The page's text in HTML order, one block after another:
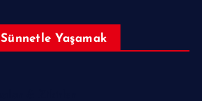
Sünnetle Yaşamak